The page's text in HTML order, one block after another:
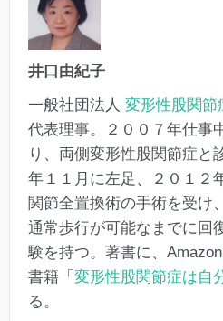
井口由紀子
一般社団法人 変形性股関節
代表理事。２００７年仕事
り、両側変形性股関節症と
年１１月に左足、２０１２
関節全置換術の手術を受け
通常歩行が可能なまでに回
験を持つ。著書に、
書籍「 変形性股関節症は自
る。